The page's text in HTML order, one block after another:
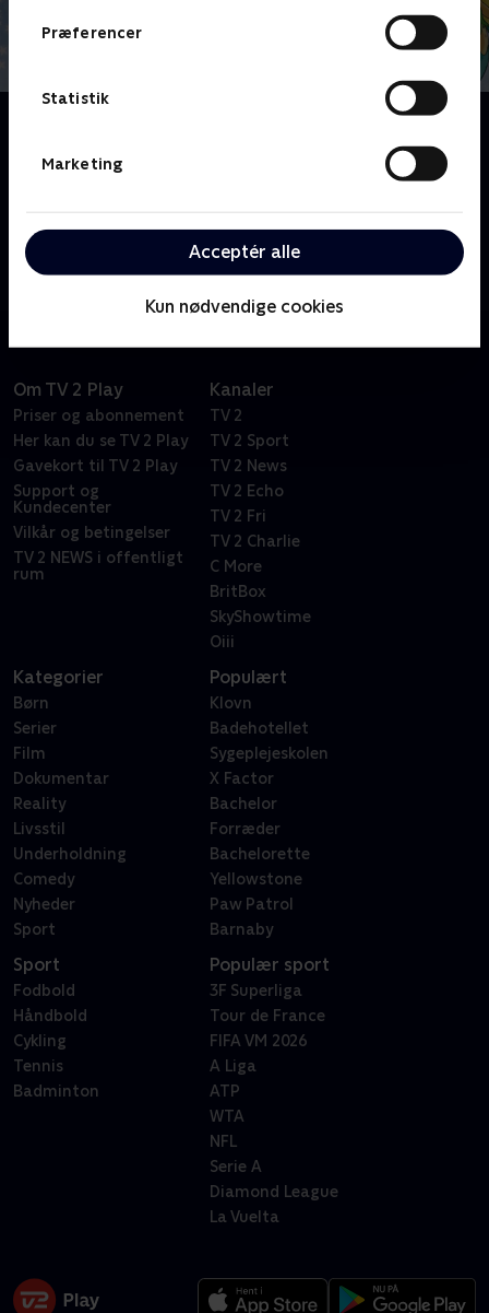
Præferencer
Statistik
Marketing
Acceptér alle
Kun nødvendige cookies
Der var engang en dansk eventyrforfatter, der kunne
de mest fantastiske historier. Eventyrerne var så
hjemland til den ganske verden. Eventyrforfatteren
hed H.C. Andersen, og nu kan du nyde hans bedste
historier genfortalt som tegnefilm.
Om TV 2 Play
Priser og abonnement
Her kan du se TV 2 Play
Gavekort til TV 2 Play
Support og
Kundecenter
Vilkår og betingelser
TV 2 NEWS i offentligt
rum
Kanaler
TV 2
TV 2 Sport
TV 2 News
TV 2 Echo
TV 2 Fri
TV 2 Charlie
C More
BritBox
SkyShowtime
Oiii
Kategorier
Børn
Serier
Film
Dokumentar
Reality
Livsstil
Underholdning
Comedy
Nyheder
Sport
Populært
Klovn
Badehotellet
Sygeplejeskolen
X Factor
Bachelor
Forræder
Bachelorette
Yellowstone
Paw Patrol
Barnaby
Sport
Fodbold
Håndbold
Cykling
Tennis
Badminton
Populær sport
3F Superliga
Tour de France
FIFA VM 2026
A Liga
ATP
WTA
NFL
Serie A
Diamond League
La Vuelta